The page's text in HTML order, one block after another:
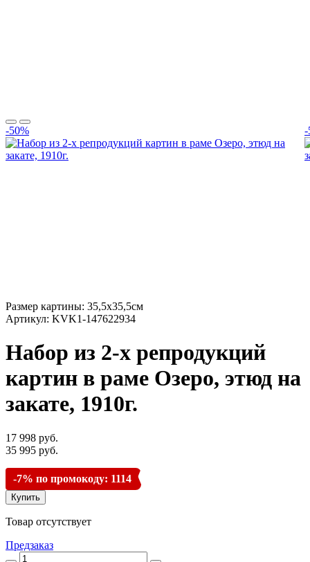
-50% -
Размер картины: 35,5х35,5см
Артикул: KVK1-147622934
Набор из 2-х репродукций
картин в раме Озеро, этюд на
закате, 1910г.
17 998 руб.
35 995 руб.
-7% по промокоду: 1114
Купить
Товар отсутствует
Предзаказ